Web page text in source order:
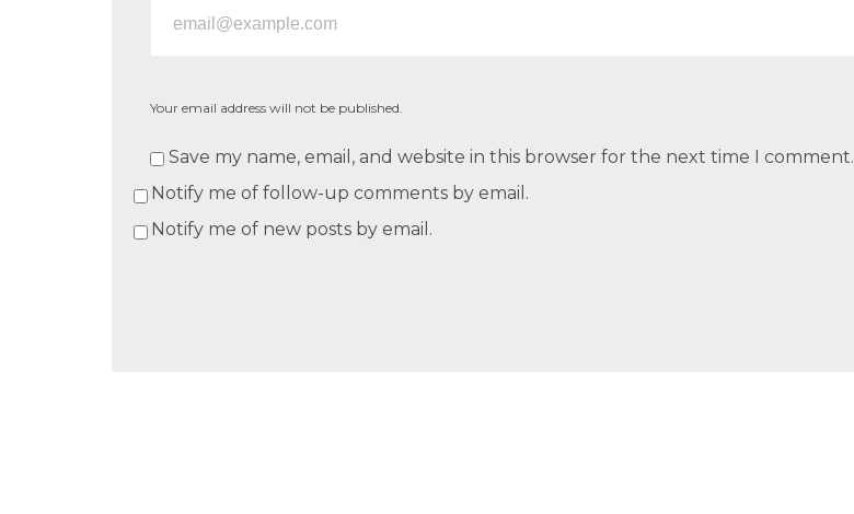
Your email address will not be published.
Save my name, email, and website in this browser for the next time I comment.
Notify me of follow-up comments by email.
Notify me of new posts by email.